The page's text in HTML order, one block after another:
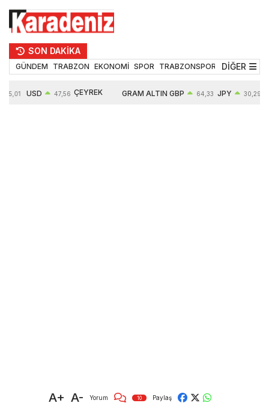
SON DAKİKA
GÜNDEM TRABZON EKONOMİ SPOR TRABZONSPOR TEKNOLOJİ
DİĞER
55,01 USD 47,56 ÇEYREK GRAM ALTIN GBP 64,33 JPY 30,29
A+ A- Yorum 10 Paylaş